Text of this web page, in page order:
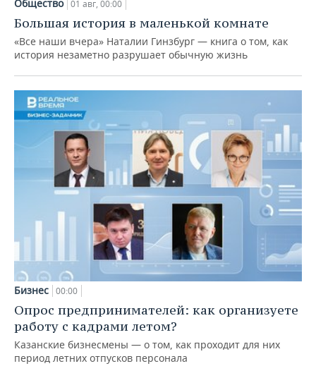
Общество 01 авг, 00:00
Большая история в маленькой комнате
«Все наши вчера» Наталии Гинзбург — книга о том, как
история незаметно разрушает обычную жизнь
Бизнес 00:00
Опрос предпринимателей: как организуете
работу с кадрами летом?
Казанские бизнесмены — о том, как проходит для них
период летних отпусков персонала